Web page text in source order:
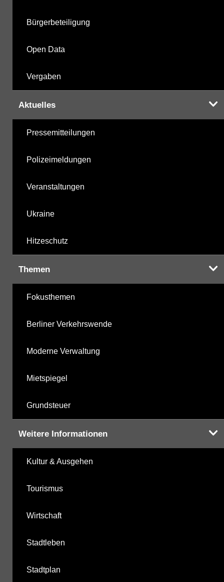
Bürgerbeteiligung
Open Data
Vergaben
Aktuelles
Pressemitteilungen
Polizeimeldungen
Veranstaltungen
Ukraine
Hitzeschutz
Themen
Fokusthemen
Berliner Verkehrswende
Moderne Verwaltung
Mietspiegel
Grundsteuer
Weitere Informationen
Kultur & Ausgehen
Tourismus
Wirtschaft
Stadtleben
Stadtplan